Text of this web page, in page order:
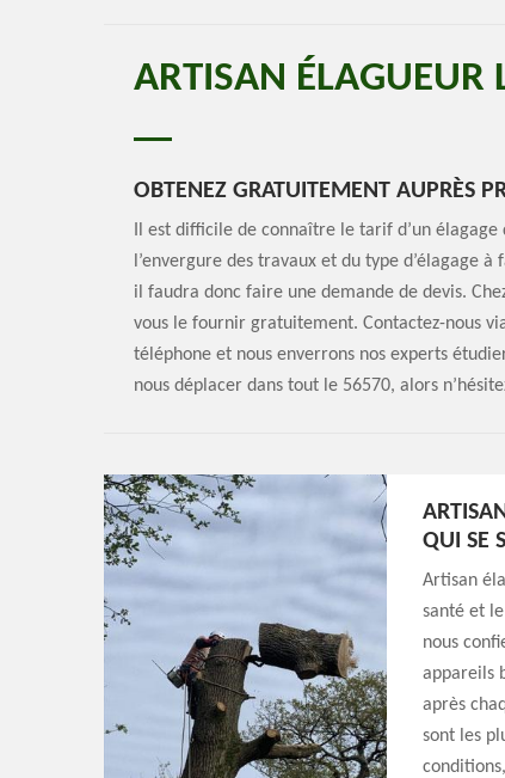
ARTISAN
OBTENEZ GRATUITEMENT AUPRÈS
Il est difficile de connaître le tarif d’un
l’envergure des travaux et du type d’élagage
il faudra donc faire une demande de devis.
vous le fournir gratuitement. Contactez-nous
téléphone et nous enverrons nos experts
nous déplacer dans tout le 56570, alors
QUI SE
Artisan
santé et
nous
appareils
après
sont les